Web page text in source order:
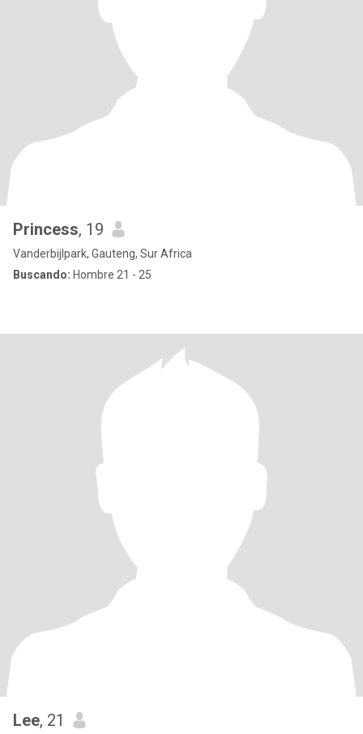
Princess, 19
Vanderbijlpark, Gauteng, Sur Africa
Buscando: Hombre 21 - 25
Lee, 21